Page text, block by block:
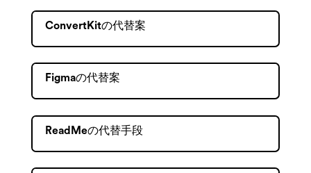
ConvertKitの代替案
Figmaの代替案
ReadMeの代替手段